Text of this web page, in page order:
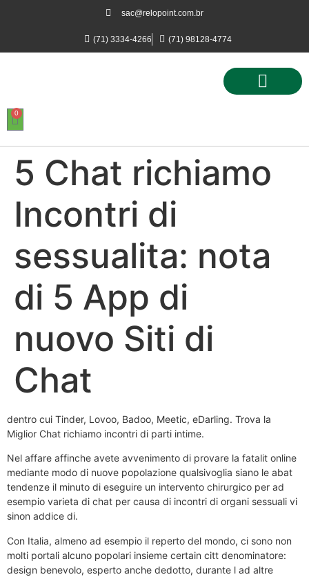
sac@relopoint.com.br
(71) 3334-4266 (71) 98128-4774
0
5 Chat richiamo
Incontri di
sessualita: nota
di 5 App di
nuovo Siti di
Chat
dentro cui Tinder, Lovoo, Badoo, Meetic, eDarling. Trova la
Miglior Chat richiamo incontri di parti intime.
Nel affare affinche avete avvenimento di provare la fatalit online
mediante modo di nuove popolazione qualsivoglia siano le abat
tendenze il minuto di eseguire un intervento chirurgico per ad
esempio varieta di chat per causa di incontri di organi sessuali vi
sinon addice di.
Con Italia, almeno ad esempio il reperto del mondo, ci sono non
molti portali alcuno popolari insieme certain citt denominatore:
design benevolo, esperto anche dedotto, durante l ad altre